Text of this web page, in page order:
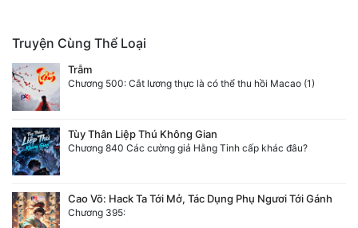
Truyện Cùng Thể Loại
Trẫm
Chương 500: Cắt lương thực là có thể thu hồi Macao (1)
Tùy Thân Liệp Thú Không Gian
Chương 840 Các cường giả Hằng Tinh cấp khác đâu?
Cao Võ: Hack Ta Tới Mở, Tác Dụng Phụ Ngươi Tới Gánh
Chương 395: